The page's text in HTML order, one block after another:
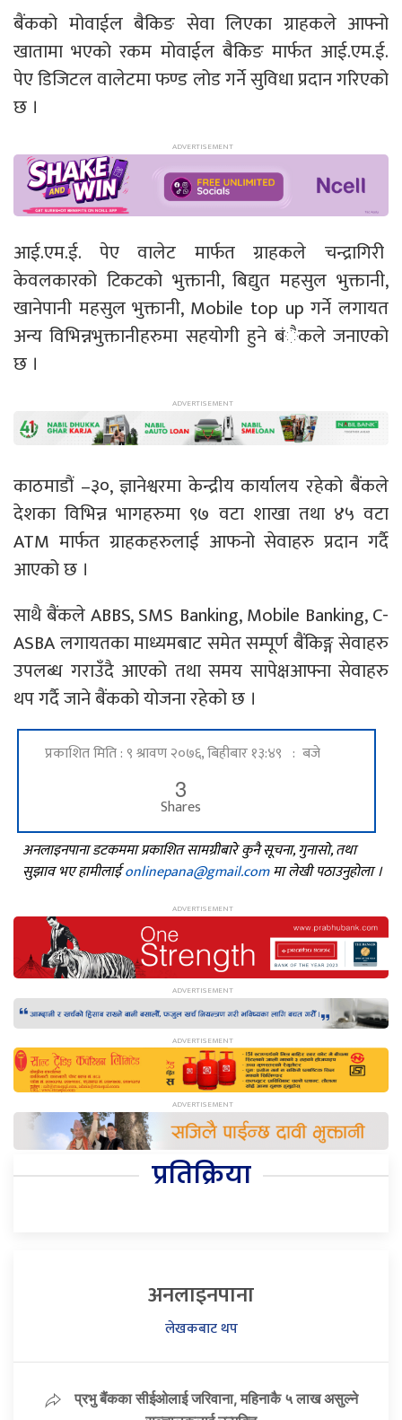
बैंकको मोवाईल बैकिङ सेवा लिएका ग्राहकले आफ्नो
खातामा भएको रकम मोवाईल बैकिङ मार्फत आई.एम.ई.
पेए डिजिटल वालेटमा फण्ड लोड गर्ने सुविधा प्रदान गरिएको
छ ।
आई.एम.ई. पेए वालेट मार्फत ग्राहकले चन्द्रागिरी
केवलकारको टिकटको भुक्तानी, बिद्युत महसुल भुक्तानी,
खानेपानी महसुल भुक्तानी, Mobile top up गर्ने लगायत
अन्य विभिन्नभुक्तानीहरुमा सहयोगी हुने बंैकले जनाएको
छ ।
काठमाडौं –३०, ज्ञानेश्वरमा केन्द्रीय कार्यालय रहेको बैंकले
देशका विभिन्न भागहरुमा ९७ वटा शाखा तथा ४५ वटा
ATM मार्फत ग्राहकहरुलाई आफनो सेवाहरु प्रदान गर्दै
आएको छ ।
साथै बैंकले ABBS, SMS Banking, Mobile Banking, C-
ASBA लगायतका माध्यमबाट समेत सम्पूर्ण बैंकिङ्ग सेवाहरु
उपलब्ध गराउँदै आएको तथा समय सापेक्षआफ्ना सेवाहरु
थप गर्दै जाने बैंकको योजना रहेको छ ।
प्रकाशित मिति : ९ श्रावण २०७६, बिहीबार १३:४९ : बजे
3
Shares
अनलाइनपाना डटकममा प्रकाशित सामग्रीबारे कुनै सूचना, गुनासो, तथा
सुझाव भए हामीलाईonlinepana@gmail.comमा लेखी पठाउनुहोला ।
प्रतिक्रिया
अनलाइनपाना
लेखकबाट थप
प्रभु बैंकका सीईओलाई जरिवाना, महिनाकै ५ लाख असुल्ने